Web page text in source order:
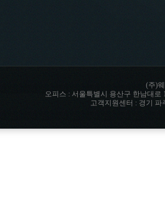
(주)
오피스 : 서울특별시 용산구 한남대로
고객지원센터 : 경기 파